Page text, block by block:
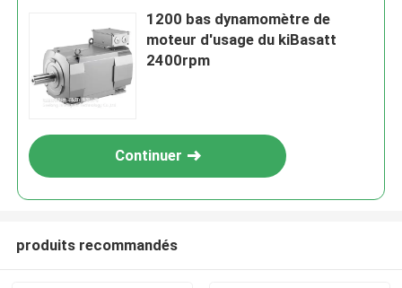
1200 bas dynamomètre de
moteur d'usage du kiBasatt
2400rpm
Continuer
produits recommandés